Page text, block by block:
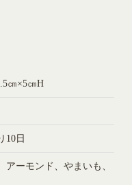
㎝×5㎝H
10日
アーモンド、やまいも、